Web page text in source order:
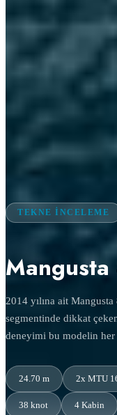
TEKNE İNCELEME
2014 yılına ait
segmentinde dikkat
deneyimi bu modelin her
24.70 m 2x MTU
38 knot 4 Kabin